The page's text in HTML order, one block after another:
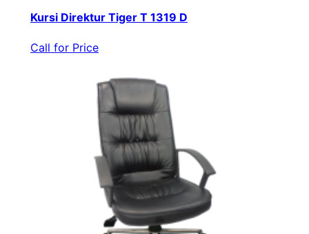
Kursi Direktur Tiger T 1319 D
Call for Price